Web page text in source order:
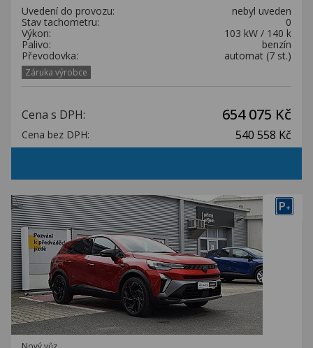
Uvedení do provozu:
nebyl uveden
Stav tachometru:
0
Výkon:
103 kW / 140 k
Palivo:
benzín
Převodovka:
automat (7 st.)
Záruka výrobce
Cena s DPH: 654 075 Kč
Cena bez DPH: 540 558 Kč
P+